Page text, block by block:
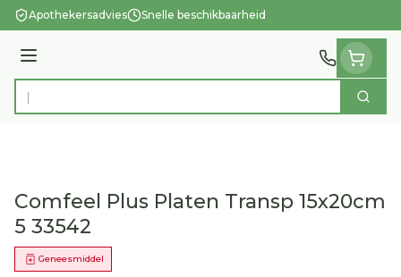
Ga naar de inhoud
Apothekersadvies Snelle beschikbaarheid
Menu
Product, merk, categorie... Zoek
Comfeel Plus Platen Transp 15x20cm
5 33542
Geneesmiddel